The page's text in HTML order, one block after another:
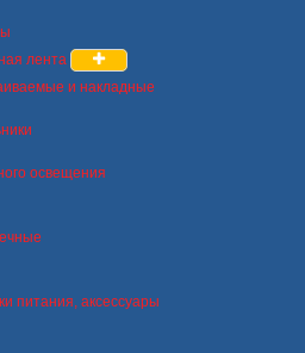
лента
и накладные
освещения
питания, аксессуары